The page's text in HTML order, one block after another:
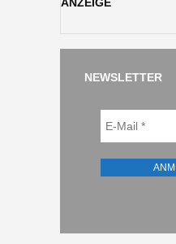
ANZEIGE
NEWSLETTER